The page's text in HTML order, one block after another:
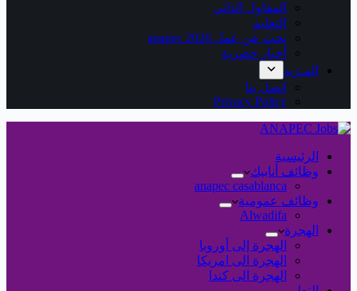
المقاول الذاتي
التعليم
بحث عن عمل 2026 anapec
أخبار حصرية
المـزيد
اتصل بنا
Privacy Policy
الرئيسية
وظائف أنابيك
anapec casablanca
وظائف عمومية
Alwadifa
الهجرة
الهجرة إلى أوروبا
الهجرة الى امريكا
الهجرة الى كندا